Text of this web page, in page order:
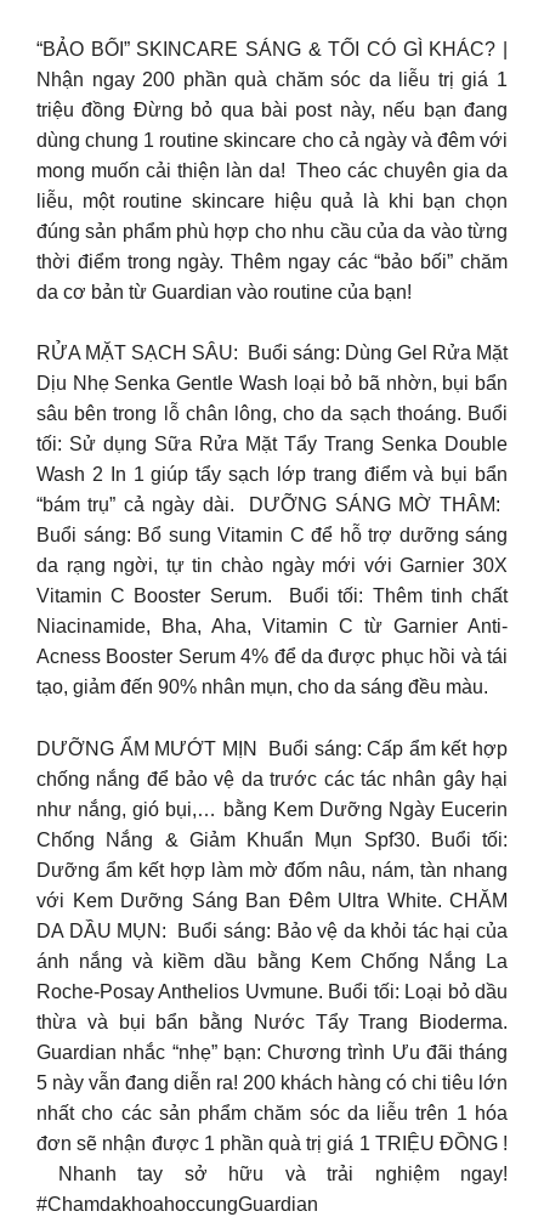
“BẢO BỐI” SKINCARE SÁNG & TỐI CÓ GÌ KHÁC? ​|
Nhận ngay 200 phần quà chăm sóc da liễu trị giá 1
triệu đồng Đừng bỏ qua bài post này, nếu bạn đang
dùng chung 1 routine skincare cho cả ngày và đêm với
mong muốn cải thiện làn da! ​ Theo các chuyên gia da
liễu, một routine skincare hiệu quả là khi bạn chọn
đúng sản phẩm phù hợp cho nhu cầu của da vào từng
thời điểm trong ngày. Thêm ngay các “bảo bối” chăm
da cơ bản từ Guardian vào routine của bạn! ​
RỬA MẶT SẠCH SÂU: ​ Buổi sáng: Dùng Gel Rửa Mặt
Dịu Nhẹ Senka Gentle Wash loại bỏ bã nhờn, bụi bẩn
sâu bên trong lỗ chân lông, cho da sạch thoáng.​ Buổi
tối: Sử dụng Sữa Rửa Mặt Tẩy Trang Senka Double
Wash 2 In 1 giúp tẩy sạch lớp trang điểm và bụi bẩn
“bám trụ” cả ngày dài. ​ DƯỠNG SÁNG MỜ THÂM: ​
Buổi sáng: Bổ sung Vitamin C để hỗ trợ dưỡng sáng
da rạng ngời, tự tin chào ngày mới với Garnier 30X
Vitamin C Booster Serum. ​ Buổi tối: Thêm tinh chất
Niacinamide, Bha, Aha, Vitamin C từ Garnier Anti-
Acness Booster Serum 4% để da được phục hồi và tái
tạo, giảm đến 90% nhân mụn, cho da sáng đều màu. ​
DƯỠNG ẨM MƯỚT MỊN ​ Buổi sáng: Cấp ẩm kết hợp
chống nắng để bảo vệ da trước các tác nhân gây hại
như nắng, gió bụi,… bằng Kem Dưỡng Ngày Eucerin
Chống Nắng & Giảm Khuẩn Mụn Spf30.​ Buổi tối:
Dưỡng ẩm kết hợp làm mờ đốm nâu, nám, tàn nhang
với Kem Dưỡng Sáng Ban Đêm Ultra White.​ CHĂM
DA DẦU MỤN: ​ Buổi sáng: Bảo vệ da khỏi tác hại của
ánh nắng và kiềm dầu bằng Kem Chống Nắng La
Roche-Posay Anthelios Uvmune.​ Buổi tối: Loại bỏ dầu
thừa và bụi bẩn bằng Nước Tẩy Trang Bioderma.​
Guardian nhắc “nhẹ” bạn: Chương trình Ưu đãi tháng
5 này vẫn đang diễn ra! 200 khách hàng có chi tiêu lớn
nhất cho các sản phẩm chăm sóc da liễu trên 1 hóa
đơn sẽ nhận được 1 phần quà trị giá 1 TRIỆU ĐỒNG !
​ Nhanh tay sở hữu và trải nghiệm ngay!​
#ChamdakhoahoccungGuardian